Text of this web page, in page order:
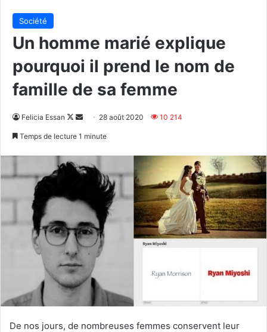
Société
Un homme marié explique
pourquoi il prend le nom de
famille de sa femme
Felicia Essan
Follow
Envoyer28 août 2020 10 214
Temps de lecture 1 minute
De nos jours, de nombreuses femmes conservent leur